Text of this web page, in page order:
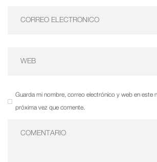
Guarda mi nombre, correo electrónico y web en este
próxima vez que comente.